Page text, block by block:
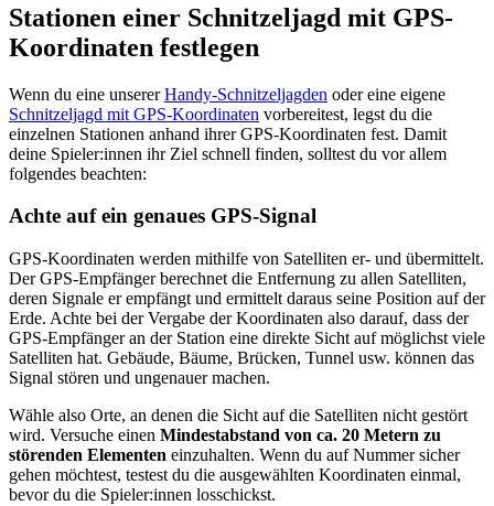
Stationen einer Schnitzeljagd mit GPS-
Koordinaten festlegen
Wenn du eine unsererHandy-Schnitzeljagden oder eine eigene
Schnitzeljagd mit GPS-Koordinaten vorbereitest, legst du die
einzelnen Stationen anhand ihrer GPS-Koordinaten fest. Damit
deine Spieler:innen ihr Ziel schnell finden, solltest du vor allem
folgendes beachten:
Achte auf ein genaues GPS-Signal
GPS-Koordinaten werden mithilfe von Satelliten er- und übermittelt.
Der GPS-Empfänger berechnet die Entfernung zu allen Satelliten,
deren Signale er empfängt und ermittelt daraus seine Position auf der
Erde. Achte bei der Vergabe der Koordinaten also darauf, dass der
GPS-Empfänger an der Station eine direkte Sicht auf möglichst viele
Satelliten hat. Gebäude, Bäume, Brücken, Tunnel usw. können das
Signal stören und ungenauer machen.
Wähle also Orte, an denen die Sicht auf die Satelliten nicht gestört
wird. Versuche einen Mindestabstand von ca. 20 Metern zu
störenden Elementen einzuhalten. Wenn du auf Nummer sicher
gehen möchtest, testest du die ausgewählten Koordinaten einmal,
bevor du die Spieler:innen losschickst.